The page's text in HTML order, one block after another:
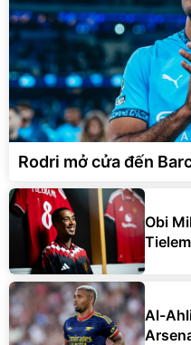
Rodri mở cửa đến
Obi
Al-